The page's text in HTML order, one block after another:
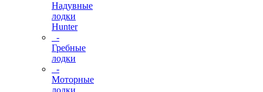
Надувные
лодки
Hunter
-
Гребные
лодки
-
Моторные
лодки